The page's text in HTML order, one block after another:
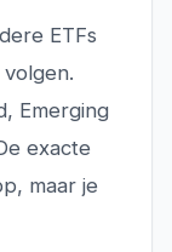
ETFs
Emerging
exacte
maar je